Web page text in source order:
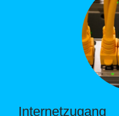
Internetzugang